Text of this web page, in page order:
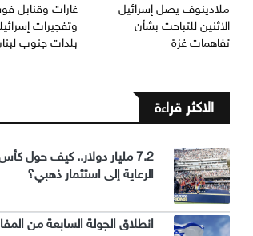
ملادينوف يصل إسرائيل
الاثنين للتباحث بشأن
تفاهمات غزة
غارات وقنابل
وتفجيرات
بلدات جنوب
الاكثر قراءة
7.2 مليار دولار.. كيف حول
الرعاية إلى استثمار ذهبي؟
انطلاق الجولة السابعة من